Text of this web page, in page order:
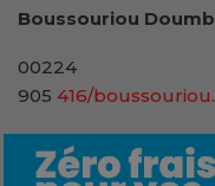
Boussouriou
905 416/